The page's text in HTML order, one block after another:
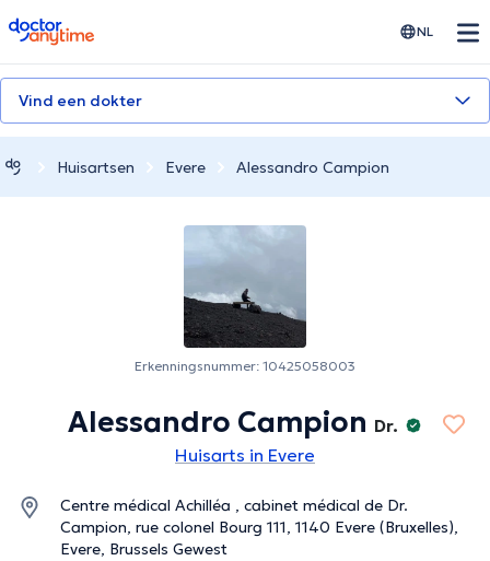
doctoranytime NL
Vind een dokter
Huisartsen Evere Alessandro Campion
Erkenningsnummer: 10425058003
Alessandro Campion Dr.
Huisarts in Evere
Centre médical Achilléa , cabinet médical de Dr.
Campion, rue colonel Bourg 111, 1140 Evere (Bruxelles),
Evere, Brussels Gewest